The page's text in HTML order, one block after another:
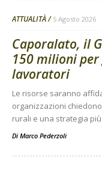
ATTUALITÀ 5 Agosto 2026
Caporalato, il
150 milioni
lavoratori
Le risorse saranno
organizzazioni
rurali e una strategia
Di Marco Pederzoli